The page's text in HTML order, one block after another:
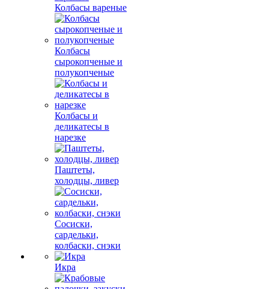
Колбасы вареные
Колбасы
сырокопченые и
полукопченые
Колбасы и
деликатесы в
нарезке
Паштеты,
холодцы, ливер
Сосиски,
сардельки,
колбаски, снэки
Икра